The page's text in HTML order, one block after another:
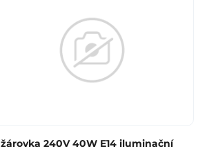
žárovka 240V 40W E14 iluminační